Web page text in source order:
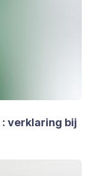
: ver­kla­ring bij